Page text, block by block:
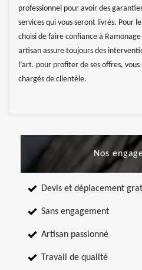
professionnel pour avoir des
services qui vous seront livrés. Pour
choisi de faire confiance à
artisan assure toujours des
l’art. pour profiter de ses offres, vous
chargés de clientèle.
Nos
Devis et déplacement
Sans engagement
Artisan passionné
Travail de qualité